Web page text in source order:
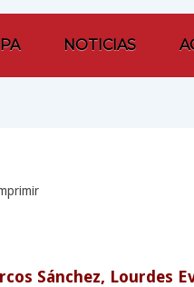
NOTICIAS
Sánchez, Lourdes